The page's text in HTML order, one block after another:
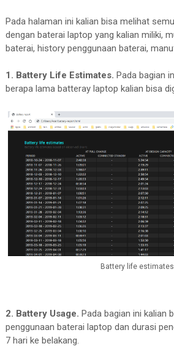
Pada halaman ini kalian bisa melihat
dengan baterai laptop yang kalian miliki,
baterai, history penggunaan baterai,
1. Battery Life Estimates. Pada bagian
berapa lama batteray laptop kalian bisa
Battery life estimates
2. Battery Usage. Pada bagian ini kalian
penggunaan baterai laptop dan durasi
7 hari ke belakang.